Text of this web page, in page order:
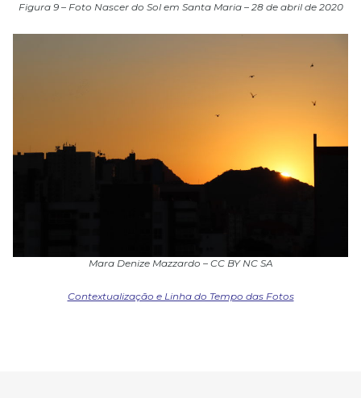
Figura 9 – Foto Nascer do Sol em Santa Maria – 28 de abril de 2020
Mara Denize Mazzardo – CC BY NC SA
Contextualização e Linha do Tempo das Fotos